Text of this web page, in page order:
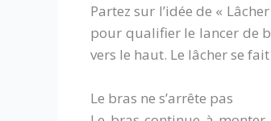
Partez sur l’idée de «
pour qualifier le lancer de
vers le haut. Le lâcher se
Le bras ne s’arrête pas